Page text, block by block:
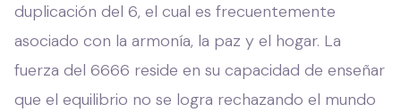
duplicación del 6, el cual es frecuentemente
asociado con la armonía, la paz y el hogar. La
fuerza del 6666 reside en su capacidad de enseñar
que el equilibrio no se logra rechazando el mundo